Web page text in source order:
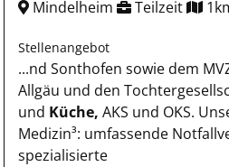
Mindelheim Teilzeit
Stellenangebot
...nd Sonthofen sowie dem
Allgäu und den
und Küche, AKS und OKS.
Medizin³: umfassende
spezialisierte